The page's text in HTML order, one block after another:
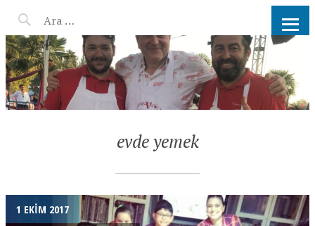
AHMET KATER KÖMÜR
ATEŞINDE BARBEKÜ, IZGARA,
MANGAL PARTISI
HIZMETLERI
evde yemek
1 EKIM 2017